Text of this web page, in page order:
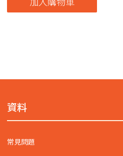
資料
常見問題